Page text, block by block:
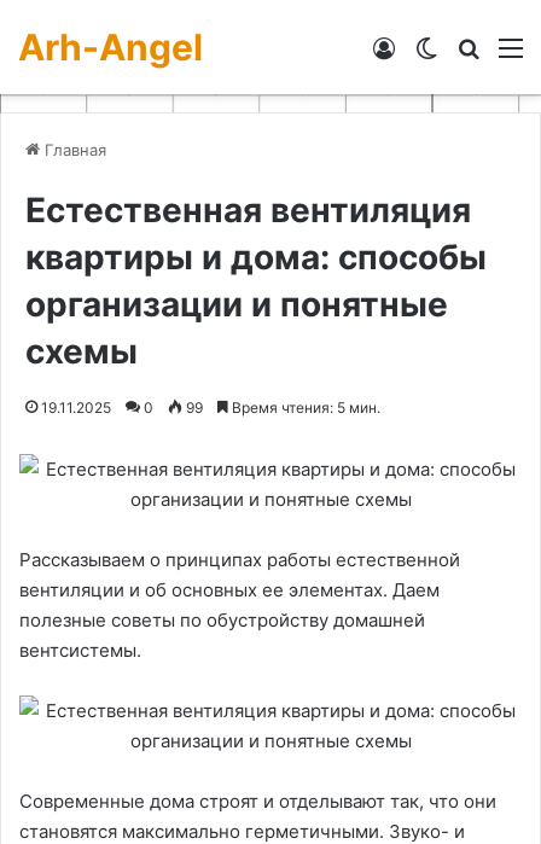
Arh-Angel Switch skin
Войти
Главная
Естественная вентиляция
квартиры и дома: способы
организации и понятные
схемы
19.11.2025 0 99 Время чтения: 5 мин.
Рассказываем о принципах работы естественной
вентиляции и об основных ее элементах. Даем
полезные советы по обустройству домашней
вентсистемы.
Современные дома строят и отделывают так, что они
становятся максимально герметичными. Звуко- и